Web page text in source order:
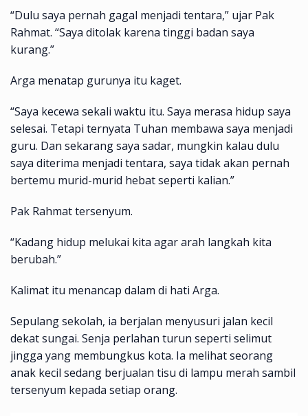
“Dulu saya pernah gagal menjadi tentara,” ujar Pak
Rahmat. “Saya ditolak karena tinggi badan saya
kurang.”
Arga menatap gurunya itu kaget.
“Saya kecewa sekali waktu itu. Saya merasa hidup saya
selesai. Tetapi ternyata Tuhan membawa saya menjadi
guru. Dan sekarang saya sadar, mungkin kalau dulu
saya diterima menjadi tentara, saya tidak akan pernah
bertemu murid-murid hebat seperti kalian.”
Pak Rahmat tersenyum.
“Kadang hidup melukai kita agar arah langkah kita
berubah.”
Kalimat itu menancap dalam di hati Arga.
Sepulang sekolah, ia berjalan menyusuri jalan kecil
dekat sungai. Senja perlahan turun seperti selimut
jingga yang membungkus kota. Ia melihat seorang
anak kecil sedang berjualan tisu di lampu merah sambil
tersenyum kepada setiap orang.